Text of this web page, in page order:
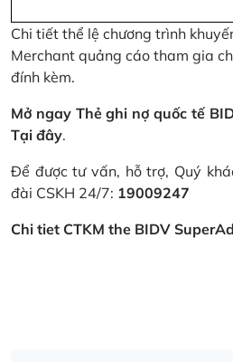
Chi tiết thể lệ chương trình
Merchant quảng cáo tham gia
đính kèm.
Mở ngay Thẻ ghi nợ quốc tế
Tại đây.
Để được tư vấn, hỗ trợ, Quý
đài CSKH 24/7: 19009247
Chi tiet CTKM the BIDV